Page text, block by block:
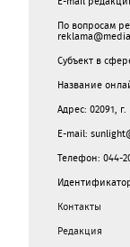
По вопросам
Субъект в
Название
Адрес: 02091,
E-mail:
Телефон: 044-
Контакты
Редакция